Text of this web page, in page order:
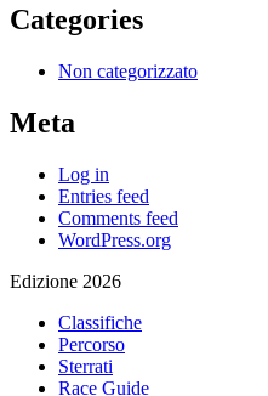
Categories
Non categorizzato
Meta
Log in
Entries feed
Comments feed
WordPress.org
Edizione 2026
Classifiche
Percorso
Sterrati
Race Guide